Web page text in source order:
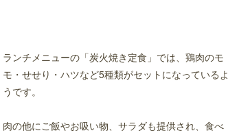
ランチメニューの「炭火焼き定食」では、鶏肉のモ
モ・せせり・ハツなど5種類がセットになっているよ
うです。
肉の他にご飯やお吸い物、サラダも提供され、食べ